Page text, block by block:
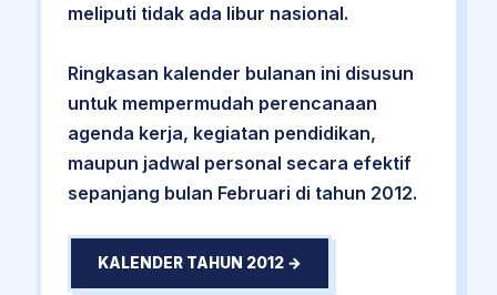
meliputi tidak ada libur nasional.
Ringkasan kalender bulanan ini disusun
untuk mempermudah perencanaan
agenda kerja, kegiatan pendidikan,
maupun jadwal personal secara efektif
sepanjang bulan Februari di tahun 2012.
KALENDER TAHUN 2012 →